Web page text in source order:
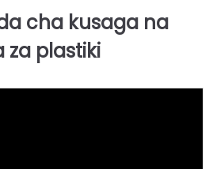
cha kusaga na
za plastiki